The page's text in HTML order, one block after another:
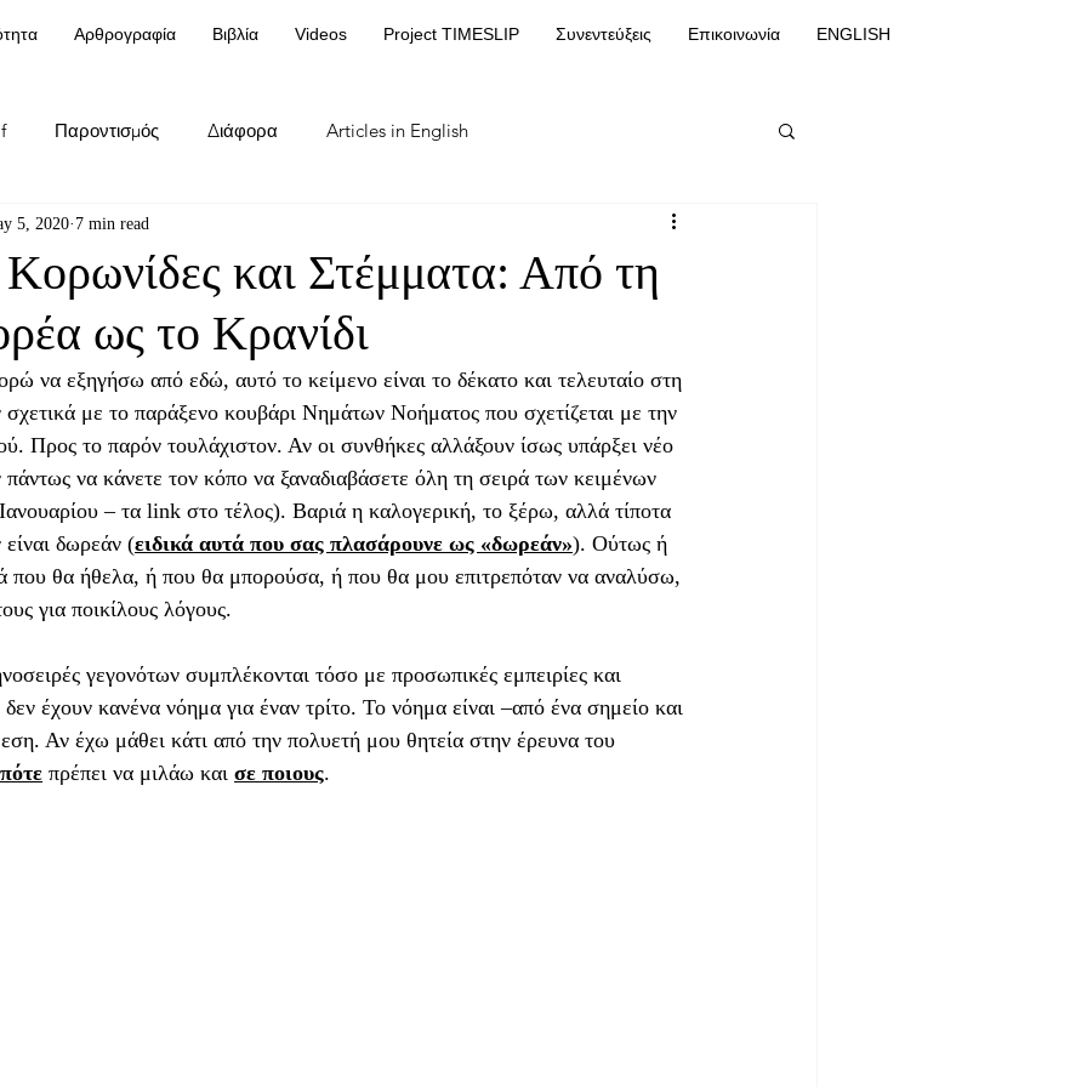
Αρθρογραφία Βιβλία Videos Project TIMESLIP Συνεντεύξεις Επικοινωνία ENGLISH
Παροντισμός Διάφορα Articles in English
και Στέμματα: Από τη
ως το Κρανίδι
5, 2020 7 min read
να εξηγήσω από εδώ, αυτό το κείμενο είναι το δέκατο και τελευταίο στη
με το παράξενο κουβάρι Νημάτων Νοήματος που σχετίζεται με την
Προς το παρόν τουλάχιστον. Αν οι συνθήκες αλλάξουν ίσως υπάρξει νέο
να κάνετε τον κόπο να ξαναδιαβάσετε όλη τη σειρά των κειμένων
– τα link στο τέλος). Βαριά η καλογερική, το ξέρω, αλλά τίποτα
δωρεάν (ειδικά αυτά που σας πλασάρουνε ως «δωρεάν»). Ούτως ή
που θα ήθελα, ή που θα μπορούσα, ή που θα μου επιτρεπόταν να αναλύσω,
για ποικίλους λόγους.
έχουν κανένα νόημα για έναν τρίτο. Το νόημα είναι –από ένα σημείο και
Αν έχω μάθει κάτι από την πολυετή μου θητεία στην έρευνα του
πότε πρέπει να μιλάω και σε ποιους.